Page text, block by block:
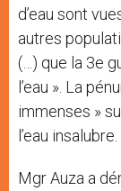
d’eau sont
autres
(…) que la 3e
l’eau ». La
immenses »
l’eau insalubre.
Mgr Auza a